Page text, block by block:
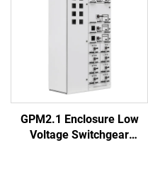
GPM2.1 Enclosure Low
Voltage Switchgear